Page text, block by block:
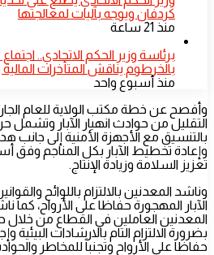
كردفان ويوجه بآليات لمعالجتها
منذ 21 ساعة
​برئاسة وزير الحكم الاتحادي..
بالخرطوم يناقش المتأخرات
منذ أسبوع واحد
التقليل من حوادث انهيار الآبار وتشمل
بالتنسيق مع الأجهزة الأمنية إلى جانب
وإعادة تخطيط الآبار بكل المناجم
تعزيز السلامة وزيادة الإنتاج.
وناشد المعدنين بالالتزام باللوائح
الآبار المهجورة حفاظا على الأرواح، كما
المعدنين العاملين في القطاع من خلال
بضرورة الالتزام التام بالارشادات البيئية
حفاظا على الأرواح وتجنباً للمخاطر